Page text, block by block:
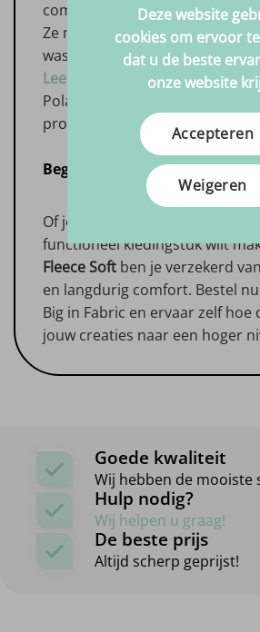
combinatie van zachtheid en
Ze melden dat het materiaal
wassen en dragen zijn uiterlijk
Lees hier meer ervaringenen
Polar Fleece Soft favoriet is bij
professionals.
Begin vandaag nog
Of je nu een warm huisproject
functioneel kledingstuk wilt
Fleece Soft ben je verzekerd
en langdurig comfort. Bestel
Big in Fabric en ervaar zelf hoe
jouw creaties naar een hoger
Goede kwaliteit
Wij hebben de mooiste
Hulp nodig?
Wij helpen u graag!
De beste prijs
Altijd scherp geprijst!
Deze website
cookies om ervoor
dat u de beste
onze website
Accepteren
Weigeren